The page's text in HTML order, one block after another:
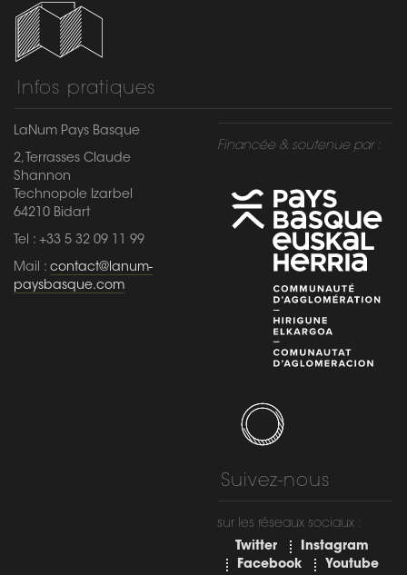
Infos pratiques
LaNum Pays Basque
2, Terrasses Claude
Shannon
Technopole Izarbel
64210 Bidart
Tel : +33 5 32 09 11 99
Mail : contact@lanum-
paysbasque.com
Financée & soutenue par :
Suivez-nous
sur les réseaux sociaux :
Twitter
Instagram
Facebook
Youtube